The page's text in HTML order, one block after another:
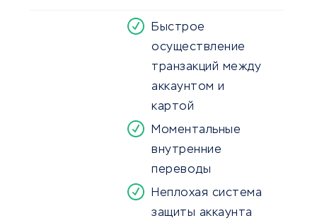
Быстрое
осуществление
транзакций между
аккаунтом и
картой
Моментальные
внутренние
переводы
Неплохая система
защиты аккаунта